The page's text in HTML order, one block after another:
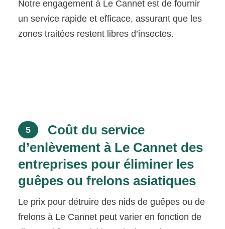
Notre engagement à Le Cannet est de fournir
un service rapide et efficace, assurant que les
zones traitées restent libres d’insectes.
5
Coût du service
d’enlèvement à Le Cannet des
entreprises pour éliminer les
guêpes ou frelons asiatiques
Le prix pour détruire des nids de guêpes ou de
frelons à Le Cannet peut varier en fonction de